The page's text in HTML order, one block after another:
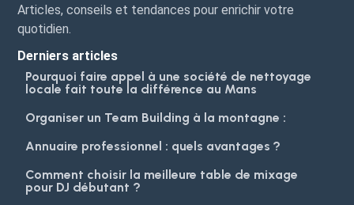
Articles, conseils et tendances pour enrichir votre
quotidien.
Derniers articles
Pourquoi faire appel à une société de nettoyage
locale fait toute la différence au Mans
Organiser un Team Building à la montagne :
Annuaire professionnel : quels avantages ?
Comment choisir la meilleure table de mixage
pour DJ débutant ?